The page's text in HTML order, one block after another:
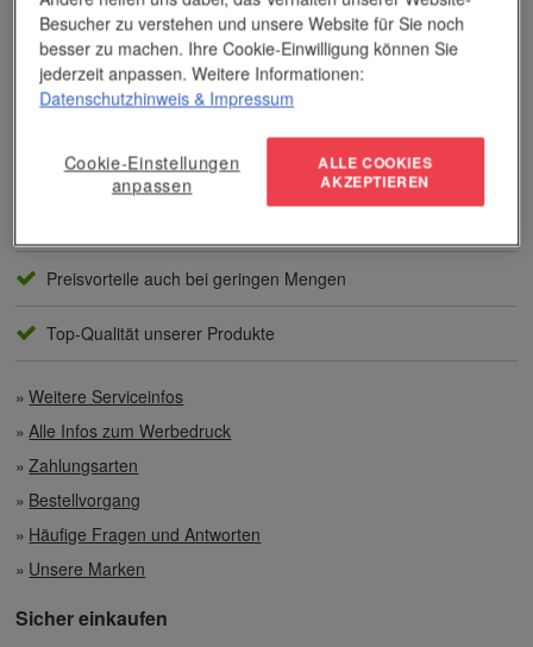
insbesondere wenn es um professionellenWerbedruckund
andere Veredelungsverfahren geht.
Unser Service
Individuelle Beratung
Preisvorteile auch bei geringen Mengen
Top-Qualität unserer Produkte
Weitere Serviceinfos
Alle Infos zum Werbedruck
Zahlungsarten
Bestellvorgang
Häufige Fragen und Antworten
Unsere Marken
Sicher einkaufen
Besucher zu verstehen und unsere Website für Sie noch
besser zu machen. Ihre Cookie-Einwilligung können Sie
jederzeit anpassen. Weitere Informationen:
Datenschutzhinweis & Impressum
Cookie-Einstellungen
anpassen
ALLE COOKIES
AKZEPTIEREN